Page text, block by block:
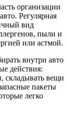
организации
Регулярная
вид
пыли и
или астмой.
внутри авто
действия:
складывать вещи
пакеты
легко